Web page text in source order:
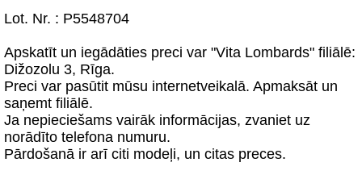
Lot. Nr. : P5548704
Apskatīt un iegādāties preci var "Vita Lombards" filiālē:
Dižozolu 3, Rīga.
Preci var pasūtit mūsu internetveikalā. Apmaksāt un
saņemt filiālē.
Ja nepieciešams vairāk informācijas, zvaniet uz
norādīto telefona numuru.
Pārdošanā ir arī citi modeļi, un citas preces.